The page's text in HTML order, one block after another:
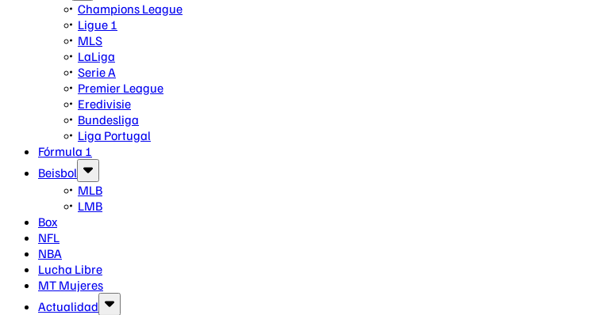
Champions League
Ligue 1
MLS
LaLiga
Serie A
Premier League
Eredivisie
Bundesliga
Liga Portugal
Fórmula 1
Beisbol
MLB
LMB
Box
NFL
NBA
Lucha Libre
MT Mujeres
Actualidad